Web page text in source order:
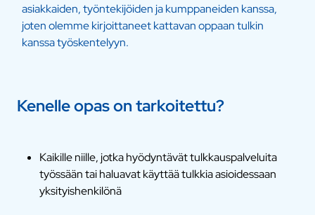
asiakkaiden, työntekijöiden ja kumppaneiden kanssa,
joten olemme kirjoittaneet kattavan oppaan tulkin
kanssa työskentelyyn.
Kenelle opas on tarkoitettu?
Kaikille niille, jotka hyödyntävät tulkkauspalveluita
työssään tai haluavat käyttää tulkkia asioidessaan
yksityishenkilönä